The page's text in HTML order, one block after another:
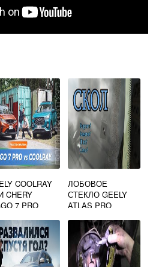
COOLRAY
CHERY
7 PRO
ЛОБОВОЕ
СТЕКЛО GEELY
ATLAS PRO